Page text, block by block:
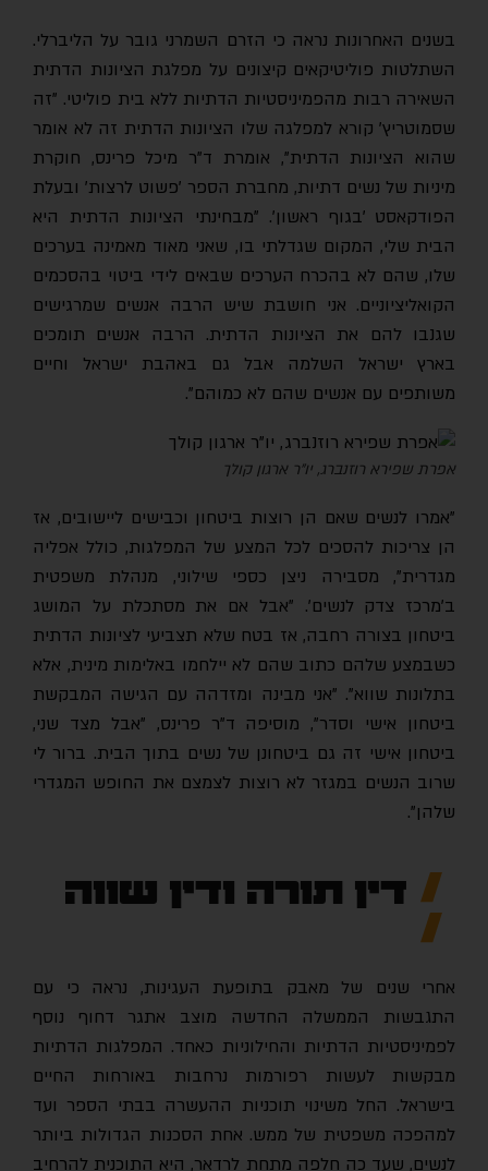
בשנים האחרונות נראה כי הזרם השמרני גובר על הליברלי.
השתלטות פוליטיקאים קיצונים על מפלגת הציונות הדתית
השאירה רבות מהפמיניסטיות הדתיות ללא בית פוליטי. "זה
שסמוטריץ' קורא למפלגה שלו הציונות הדתית זה לא אומר
שהוא הציונות הדתית", אומרת ד"ר מיכל פרינס, חוקרת
מיניות של נשים דתיות, מחברת הספר 'פשוט לרצות' ובעלת
הפודקאסט 'בגוף ראשון'. "מבחינתי הציונות הדתית היא
הבית שלי, המקום שגדלתי בו, שאני מאוד מאמינה בערכים
שלו, שהם לא בהכרח הערכים שבאים לידי ביטוי בהסכמים
הקואליציוניים. אני חושבת שיש הרבה אנשים שמרגישים
שגנבו להם את הציונות הדתית. הרבה אנשים תומכים
בארץ ישראל השלמה אבל גם באהבת ישראל וחיים
משותפים עם אנשים שהם לא כמוהם".
אפרת שפירא רוזנברג, יו"ר ארגון קולך
"אמרו לנשים שאם הן רוצות ביטחון וכבישים ליישובים, אז
הן צריכות להסכים לכל המצע של המפלגות, כולל אפליה
מגדרית", מסבירה ניצן כספי שילוני, מנהלת משפטית
ב'מרכז צדק לנשים'. "אבל אם את מסתכלת על המושג
ביטחון בצורה רחבה, אז בטח שלא תצביעי לציונות הדתית
כשבמצע שלהם כתוב שהם לא יילחמו באלימות מינית, אלא
בתלונות שווא". "אני מבינה ומזדהה עם הגישה המבקשת
ביטחון אישי וסדר", מוסיפה ד"ר פרינס, "אבל מצד שני,
ביטחון אישי זה גם ביטחונן של נשים בתוך הבית. ברור לי
שרוב הנשים במגזר לא רוצות לצמצם את החופש המגדרי
שלהן".
דין תורה ודין שווה
אחרי שנים של מאבק בתופעת העגינות, נראה כי עם
התגבשות הממשלה החדשה מוצב אתגר דחוף נוסף
לפמיניסטיות הדתיות והחילוניות כאחד. המפלגות הדתיות
מבקשות לעשות רפורמות נרחבות באורחות החיים
בישראל. החל משינוי תוכניות ההעשרה בבתי הספר ועד
למהפכה משפטית של ממש. אחת הסכנות הגדולות ביותר
לנשים, שעד כה חלפה מתחת לרדאר, היא התוכנית להרחיב